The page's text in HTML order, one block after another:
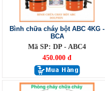
Bình chữa cháy bột ABC 4KG -
BCA
Mã SP: DP - ABC4
450.000 đ